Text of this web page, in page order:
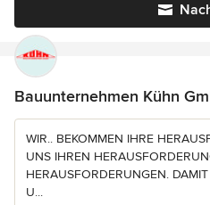
Bauunternehmen Kühn
WIR.. BEKOMMEN IHRE
UNS IHREN
HERAUSFORDERUNGEN.
U...